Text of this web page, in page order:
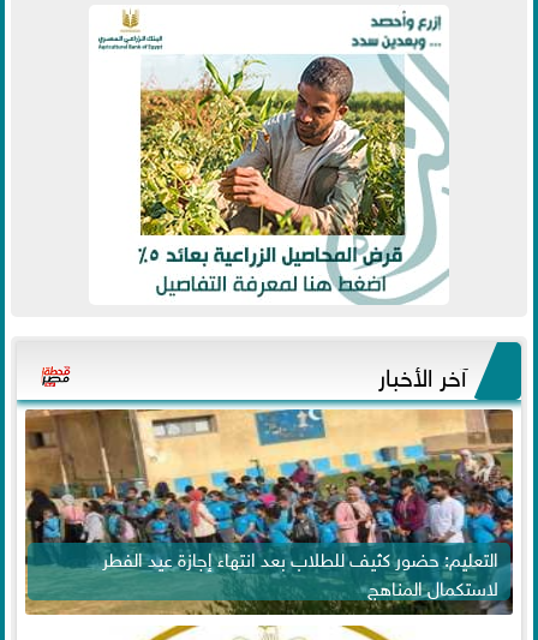
آخر الأخبار
التعليم: حضور كثيف للطلاب بعد انتهاء إجازة عيد الفطر
لاستكمال المناهج